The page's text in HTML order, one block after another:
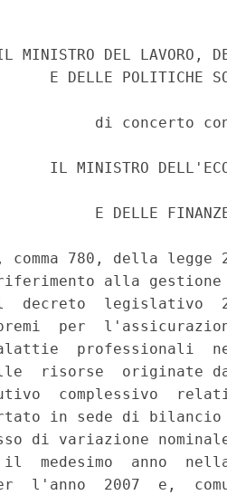
MINISTRO DEL LAVORO,
E DELLE POLITICHE
di concerto
IL MINISTRO
E DELLE
comma 780, della legge
alla
decreto  legislativo
per
professionali
risorse  originate da
complessivo
in sede di bilancio
di variazione
medesimo  anno
l'anno  2007  e,